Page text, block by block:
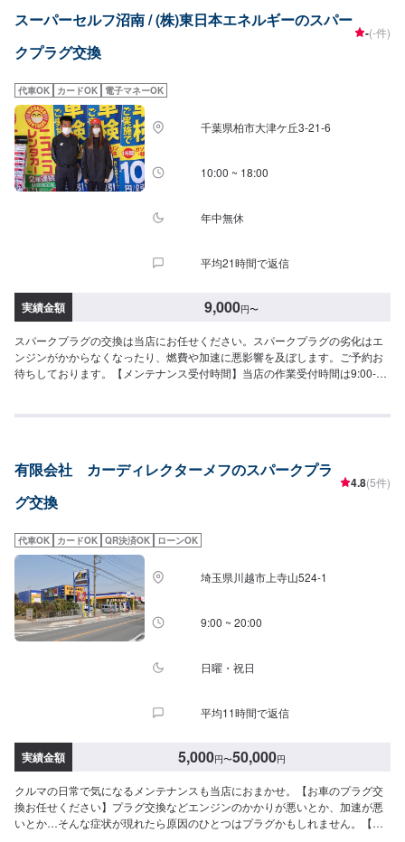
イヤ交換などの基本的な車のメンテナンスも承っておりますのでお困りの際
スーパーセルフ沼南 / (株)東日本エネルギーのスパー
クプラグ交換
-(-件)
代車OK カードOK 電子マネーOK
千葉県柏市大津ケ丘3-21-6
10:00 ~ 18:00
年中無休
平均21時間で返信
実績金額 9,000円〜
スパークプラグの交換は当店にお任せください。スパークプラグの劣化はエ
ンジンがかからなくなったり、燃費や加速に悪影響を及ぼします。ご予約お
待ちしております。【メンテナンス受付時間】当店の作業受付時間は9:00-
有限会社 カーディレクターメフのスパークプラ
グ交換
4.8(5件)
代車OK カードOK QR決済OK ローンOK
埼玉県川越市上寺山524-1
9:00 ~ 20:00
日曜・祝日
平均11時間で返信
実績金額 5,000円〜50,000円
クルマの日常で気になるメンテナンスも当店におまかせ。【お車のプラグ交
換お任せください】プラグ交換などエンジンのかかりが悪いとか、加速が悪
いとか…そんな症状が現れたら原因のひとつはプラグかもしれません。【カ